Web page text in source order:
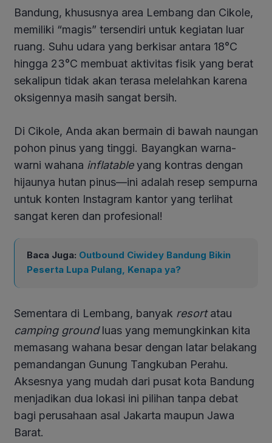
Bandung, khususnya area Lembang dan Cikole,
memiliki “magis” tersendiri untuk kegiatan luar
ruang. Suhu udara yang berkisar antara 18°C
hingga 23°C membuat aktivitas fisik yang berat
sekalipun tidak akan terasa melelahkan karena
oksigennya masih sangat bersih.
Di Cikole, Anda akan bermain di bawah naungan
pohon pinus yang tinggi. Bayangkan warna-
warni wahana inflatableyang kontras dengan
hijaunya hutan pinus—ini adalah resep sempurna
untuk konten Instagram kantor yang terlihat
sangat keren dan profesional!
Baca Juga: Outbound Ciwidey Bandung Bikin
Peserta Lupa Pulang, Kenapa ya?
Sementara di Lembang, banyak resortatau
camping groundluas yang memungkinkan kita
memasang wahana besar dengan latar belakang
pemandangan Gunung Tangkuban Perahu.
Aksesnya yang mudah dari pusat kota Bandung
menjadikan dua lokasi ini pilihan tanpa debat
bagi perusahaan asal Jakarta maupun Jawa
Barat.